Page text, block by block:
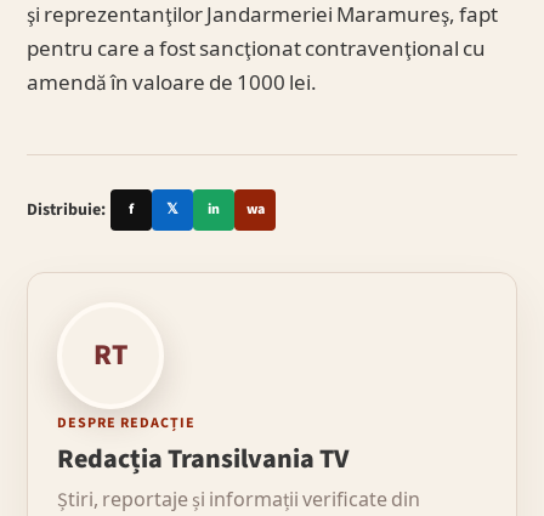
şi reprezentanţilor Jandarmeriei Maramureş, fapt
pentru care a fost sancţionat contravenţional cu
amendă în valoare de 1000 lei.
Distribuie: f 𝕏 in wa
RT
DESPRE REDACȚIE
Redacția Transilvania TV
Știri, reportaje și informații verificate din